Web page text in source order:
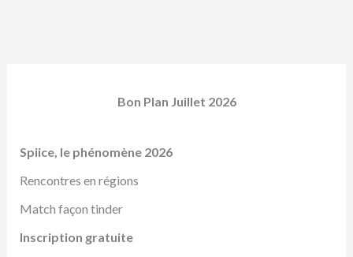
Bon Plan Juillet 2026
Spiice, le phénomène 2026
Rencontres en régions
Match façon tinder
Inscription gratuite